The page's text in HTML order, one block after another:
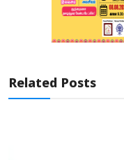
Related Posts